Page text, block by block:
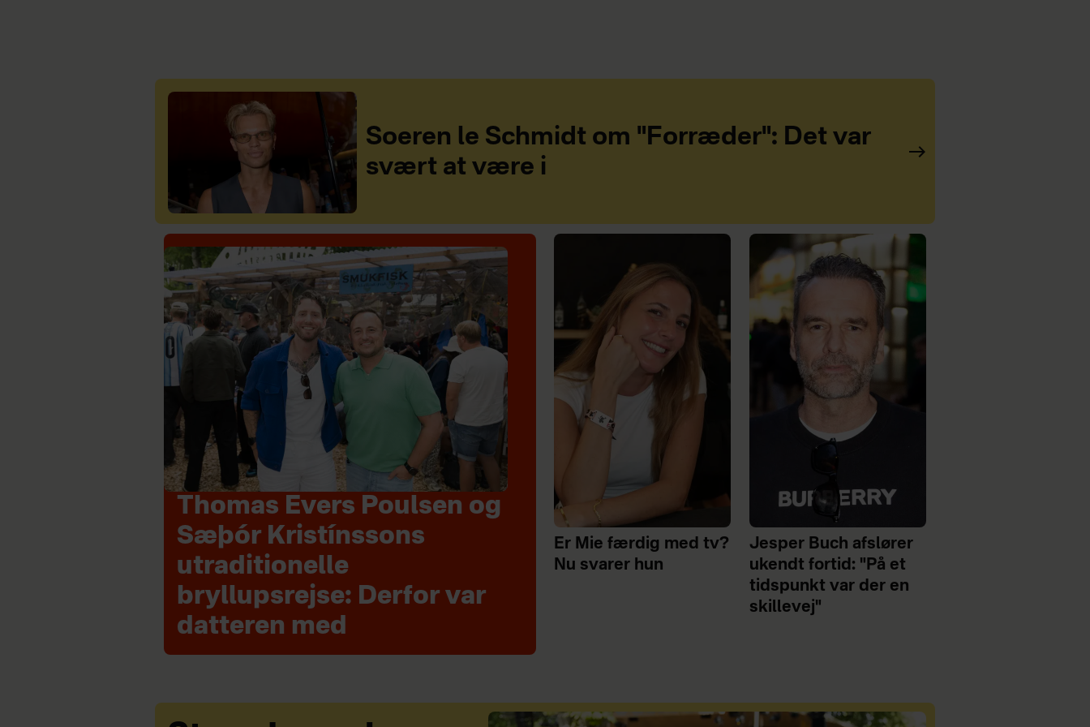
Soeren le Schmidt om "Forræder": Det var
svært at være i
Thomas Evers Poulsen og
Sæþór Kristínssons
utraditionelle
bryllupsrejse: Derfor var
datteren med
Er Mie færdig med tv?
Nu svarer hun
Jesper Buch afslører
ukendt fortid: "På et
tidspunkt var der en
skillevej"